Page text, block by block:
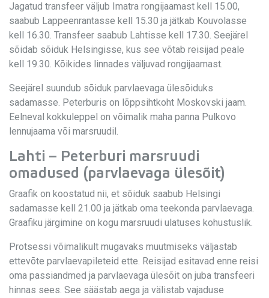
Jagatud transfeer väljub Imatra rongijaamast kell 15.00,
saabub Lappeenrantasse kell 15.30 ja jätkab Kouvolasse
kell 16.30. Transfeer saabub Lahtisse kell 17.30. Seejärel
sõidab sõiduk Helsingisse, kus see võtab reisijad peale
kell 19.30. Kõikides linnades väljuvad rongijaamast.
Seejärel suundub sõiduk parvlaevaga ülesõiduks
sadamasse. Peterburis on lõppsihtkoht Moskovski jaam.
Eelneval kokkuleppel on võimalik maha panna Pulkovo
lennujaama või marsruudil.
Lahti – Peterburi marsruudi
omadused (parvlaevaga ülesõit)
Graafik on koostatud nii, et sõiduk saabub Helsingi
sadamasse kell 21.00 ja jätkab oma teekonda parvlaevaga.
Graafiku järgimine on kogu marsruudi ulatuses kohustuslik.
Protsessi võimalikult mugavaks muutmiseks väljastab
ettevõte parvlaevapileteid ette. Reisijad esitavad enne reisi
oma passiandmed ja parvlaevaga ülesõit on juba transfeeri
hinnas sees. See säästab aega ja välistab vajaduse